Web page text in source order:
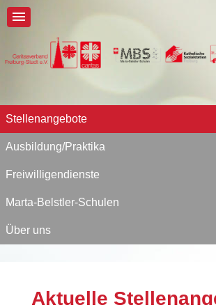
Stellenangebote
Ausbildung/Praktika
Freiwilligendienste
Marta-Belstler-Schulen
Über uns
Aktuelle